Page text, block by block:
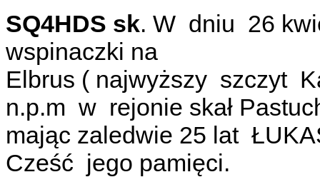
SQ4HDS sk. W dniu 26
wspinaczki na
Elbrus ( najwyższy szczyt
n.p.m w rejonie skał
mając zaledwie 25 lat
Cześć jego pamięci.